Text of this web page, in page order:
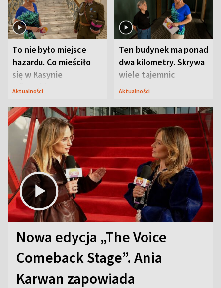
To nie było miejsce
hazardu. Co mieściło
się w Kasynie
Oficerskim?
Aktualności
Ten budynek ma ponad
dwa kilometry. Skrywa
wiele tajemnic
Aktualności
Nowa edycja „The Voice
Comeback Stage”. Ania
Karwan zapowiada